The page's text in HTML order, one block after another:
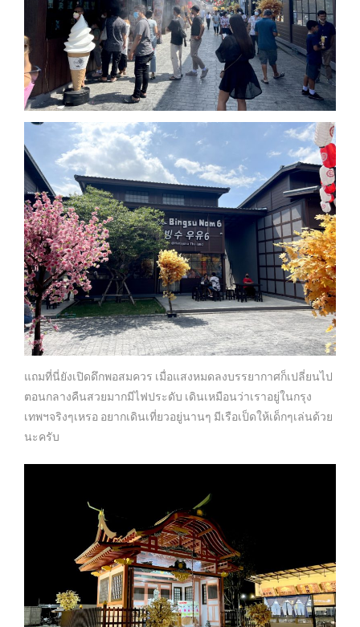
แถมที่นี่ยังเปิดดึกพอสมควร เมื่อแสงหมดลงบรรยากาศก็เปลี่ยนไป
ตอนกลางคืนสวยมากมีไฟประดับ เดินเหมือนว่าเราอยู่ในกรุง
เทพฯจริงๆเหรอ อยากเดินเที่ยวอยู่นานๆ มีเรือเป็ดให้เด็กๆเล่นด้วย
นะครับ